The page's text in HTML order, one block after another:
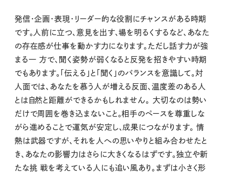
発信・企画・表現・リーダー的な役割にチャンスがある時期
です。人前に立つ、意見を出す、場を明るくするなど、あなた
の存在感が仕事を動かす力になります。ただし話す力が強
まる一 方で、聞く姿勢が弱くなると反発を招きやすい時期
でもあります。「伝える」と「聞く」のバランスを意識して。対
人面では、あなたを慕う人が増える反面、温度差のある人
とは自然と距離ができるかもしれません。 大切なのは勢い
だけで周囲を巻き込まないこと。相手のペースを尊重しな
がら進めることで運気が安定し、成果につながります。 情
熱は武器ですが、それを人への思いやりと組み合わせたと
き、あなたの影響力はさらに大きくなるはずです。独立や新
たな挑 戦を考えている人にも追い風あり。まずは小さく形